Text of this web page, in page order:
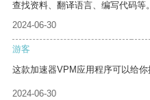
查找资料、翻译语言、编写代码等。
2024-06-30
游客
这款加速器VPM应用程序可以给你
2024-06-30